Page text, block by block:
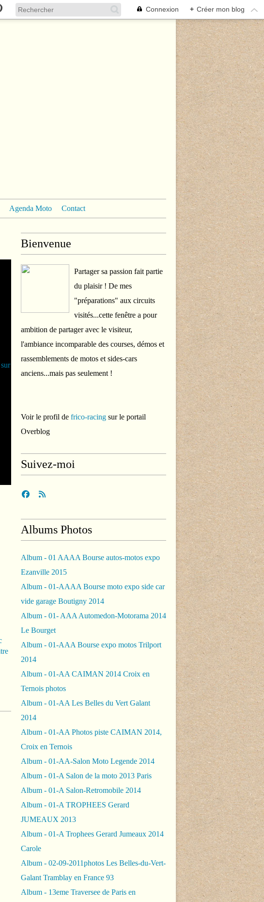
Connexion + Créer mon blog
Agenda Moto Contact
Bienvenue
Partager sa passion fait partie
du plaisir ! De mes
"préparations" aux circuits
visités...cette fenêtre a pour
ambition de partager avec le visiteur,
l'ambiance incomparable des courses, démos et
rassemblements de motos et sides-cars
anciens...mais pas seulement !
Voir le profil de frico-racing sur le portail
Overblog
Suivez-moi
Albums Photos
Album - 01 AAAA Bourse autos-motos expo
Ezanville 2015
Album - 01-AAAA Bourse moto expo side car
vide garage Boutigny 2014
Album - 01- AAA Automedon-Motorama 2014
Le Bourget
Album - 01-AAA Bourse expo motos Trilport
2014
Album - 01-AA CAIMAN 2014 Croix en
Ternois photos
Album - 01-AA Les Belles du Vert Galant
2014
Album - 01-AA Photos piste CAIMAN 2014,
Croix en Ternois
Album - 01-AA-Salon Moto Legende 2014
Album - 01-A Salon de la moto 2013 Paris
Album - 01-A Salon-Retromobile 2014
Album - 01-A TROPHEES Gerard
JUMEAUX 2013
Album - 01-A Trophees Gerard Jumeaux 2014
Carole
Album - 02-09-2011photos Les Belles-du-Vert-
Galant Tramblay en France 93
Album - 13eme Traversee de Paris en